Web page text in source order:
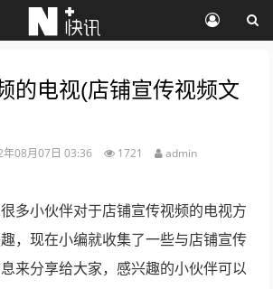
的电视(店铺宣传视频文
年08月07日 03:36 1721 admin
多小伙伴对于店铺宣传视频的电视方
，现在小编就收集了一些与店铺宣传
来分享给大家，感兴趣的小伙伴可以